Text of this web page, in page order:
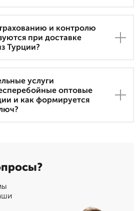
и контролю
при доставке
Турции?
услуги
оптовые
и как формируется